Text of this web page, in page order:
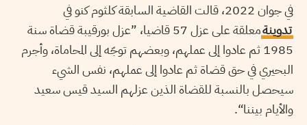
في جوان 2022، قالت القاضية السابقة كلثوم كنو في
تدوينة
معلقة على عزل 57 قاضيا، ”عزل بورقيبة قضاة سنة
1985 ثم عادوا إلى عملهم، وبعضهم توجّه إلى المحاماة، وأجرم
البحيري في حق قضاة ثم عادوا إلى عملهم، نفس الشيء
سيحصل بالنسبة للقضاة الذين عزلهم السيد قيس سعيد
والأيام بيننا“.